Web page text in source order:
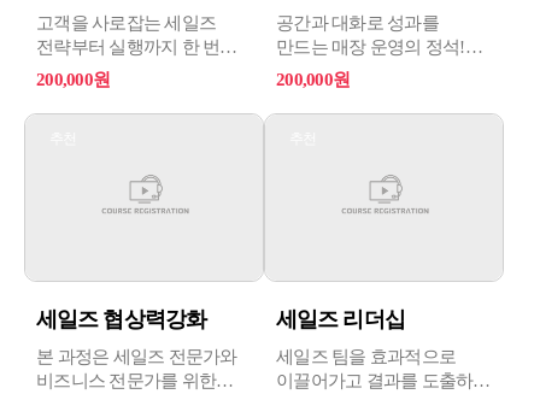
고객을 사로잡는 세일즈
전략부터 실행까지 한 번에
완성!
전략 실행까지. 매장 판매의
경험할 수 있습니다.
200,000원
공간과 대화로 성과를
만드는 매장 운영의 정석!
공간과 대화가 매출을
본질을 꿰뚫는 실전
200,000원
세일즈 협상력강화
본 과정은 세일즈 전문가와
비즈니스 전문가를 위한
세일즈 리더십
세일즈 팀을 효과적으로
이끌어가고 결과를 도출하는